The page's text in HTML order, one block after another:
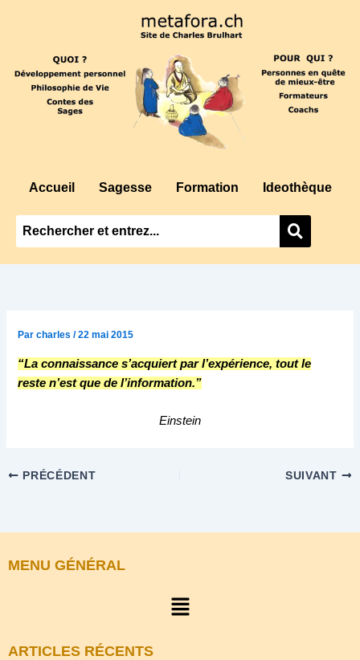
Accueil Sagesse Formation Ideothèque
Parcharles/22 mai 2015
“La connaissance s’acquiert par l’expérience, tout le
reste n’est que de l’information.”
Einstein
PRÉCÉDENT SUIVANT
MENU GÉNÉRAL
Menu
ARTICLES RÉCENTS